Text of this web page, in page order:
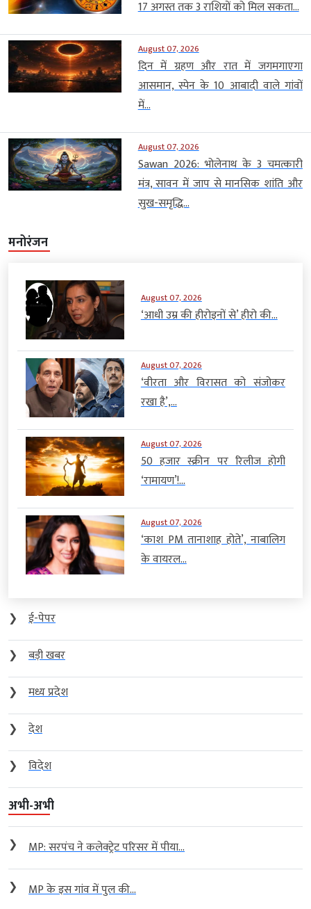
17 अगस्त तक 3 राशियों को मिल सकता...
August 07, 2026
दिन में ग्रहण और रात में जगमगाएगा
आसमान, स्पेन के 10 आबादी वाले गांवों
में...
August 07, 2026
Sawan 2026: भोलेनाथ के 3 चमत्कारी
मंत्र, सावन में जाप से मानसिक शांति और
सुख-समृद्धि...
मनोरंजन
August 07, 2026
‘आधी उम्र की हीरोइनों से’ हीरो की...
August 07, 2026
‘वीरता और विरासत को संजोकर
रखा है’,...
August 07, 2026
50 हजार स्क्रीन पर रिलीज होगी
‘रामायण’!...
August 07, 2026
‘काश PM तानाशाह होते’, नाबालिग
के वायरल...
❯
ई-पेपर
❯
बड़ी खबर
❯
मध्य प्रदेश
❯
देश
❯
विदेश
अभी-अभी
❯ MP: सरपंच ने कलेक्ट्रेट परिसर में पीया...
❯ MP के इस गांव में पुल की...